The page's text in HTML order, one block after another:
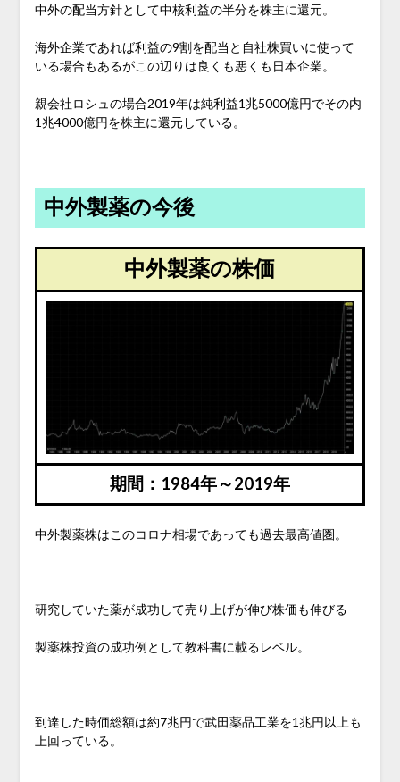
中外の配当方針として中核利益の半分を株主に還元。
海外企業であれば利益の9割を配当と自社株買いに使って
いる場合もあるがこの辺りは良くも悪くも日本企業。
親会社ロシュの場合2019年は純利益1兆5000億円でその内
1兆4000億円を株主に還元している。
中外製薬の今後
中外製薬の株価
期間：1984年～2019年
中外製薬株はこのコロナ相場であっても過去最高値圏。
研究していた薬が成功して売り上げが伸び株価も伸びる
製薬株投資の成功例として教科書に載るレベル。
到達した時価総額は約7兆円で武田薬品工業を1兆円以上も
上回っている。